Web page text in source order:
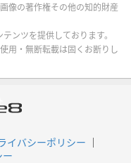
像の著作権その他の知的財産
ンツを提供しております。
用・無断転載は固くお断りし
イバシーポリシー